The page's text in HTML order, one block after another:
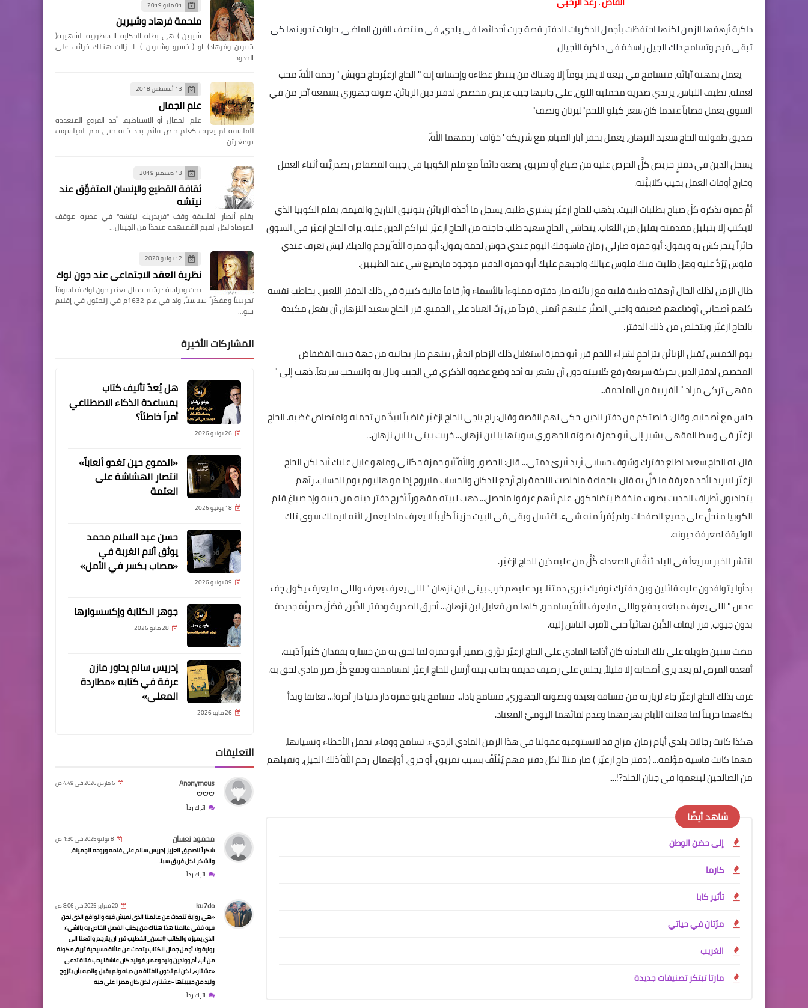
ذاكرة أرهقها الزمن لكنها احتفظت بأجمل الذكريات الدفتر قصة جرت أحداثها في بلدي، في منتصف القرن الماضي، حاولت تدوينها كي
تبقى قيم وتسامح ذلك الجيل راسخة في ذاكرة الأجيال
يعمل بمهنة آبائه، متسامح في بيعه لا يمر يوماً إلا وهناك من ينتظر عطاءه وإحسانه إنه " الحاج ازغيّرحاج حويش " رحمه اللّه. محب
لعمله، نظيف اللباس، يرتدي صدرية مخملية اللون، على جانبها جيب عريض مخصص لدفتر دين الزبائن. صوته جهوري يسمعه آخر من في
السوق يعمل قصاباً عندما كان سعر كيلو اللحم"ليرتان ونصف"
صديق طفولته الحاج سعيد النزهان، يعمل بحفر آبار المياه، مع شريكه ' حَوّاف ' رحمهما اللّه.
يسجل الدين في دفترٍ حريص كلَّ الحرص عليه من ضياع أو تمزيق. يضعه دائماً مع قلم الكوبيا في جيبه الفضفاض بصدريَّته أثناء العمل
وخارج أوقات العمل بجيب گلابيَّته.
أمُّ حمزة تذكره كلّ صباح بطلبات البيت. يذهب للحاج ازغيّر يشتري طلبه، يسجل ما أخذه الزبائن بتوثيق التاريخ والقيمة، بقلم الكوبيا الذي
لايكتب إلا بتبليل مقدمته بقليل من اللعاب. يتحاشى الحاج سعيد طلب حاجته من الحاج ازغيّر لتراكم الدين عليه. يراه الحاج ازغيّر في السوق
حائراً يتحركش به ويقول: أبو حمزة صارلي زمان ماشوفك اليوم عندي خوش لحمة يقول: أبو حمزة اللّه يرحم والديك، ليش تعرف عندي
فلوس يَرُدُّ عليه وهل طلبت منك فلوس عيالك واجبهم عليك أبو حمزة الدفتر موجود مايضيع شي عند الطيبين.
طال الزمن لذلك الحال أرهقته طيبة قلبه مع زبائنه صار دفتره مملوءاً بالأسماء وأرقاماً مالية كبيرة في ذلك الدفتر اللعين. يخاطب نفسه
كلهم أصحابي أوضاعهم ضعيفة واجبي الصبّْر عليهم أتمنى فرجاً من رَبِّ العباد على الجميع. قرر الحاج سعيد النزهان أن يفعل مكيدة
بالحاج ازغيّر ويتخلص من، ذلك الدفتر.
يوم الخميس يُقبل الزبائن بتزاحمٍ لشراء اللحم قرر أبو حمزة استغلال ذلك الزحام اندسَّ بينهم صار بجانبه من جهة جيبه الفضفاض
المخصص لدفترالدين بحركة سريعة رفع گلابيته دون أن يشعر به أحد وضع عضوه الذكري في الجيب وبال به وانسحب سريعاً. ذهب إلى "
مقهى تركي مراد " القريبة من الملحمة...
جلس مع أصحابه، وقال: خلصتكم من دفتر الدين. حكى لهم القصة وقال: راح ياجي الحاج ازغيّر غاضباً لابدَّ من تحمله وامتصاص غضبه. الحاج
ازغيّر في وسط المقهى يشير إلى أبو حمزة بصوته الجهوري سويتها يا ابن نزهان... خربت بيتي يا ابن نزهان...
قال: له الحاج سعيد اطلع دفترك وشوف حسابي أريد أبرئ ذمتي... قال: الحضور واللّه أبو حمزة حگاني وماهو عايل عليك أبد لكن الحاج
ازغيّر لايريد لأحد معرفة ما حَلَّ به قال: ياجماعة ماخلصت اللحمة راح أرجع للدكان والحساب مايروح إذا مو هاليوم يوم الحساب. رآهم
يتجاذبون أطراف الحديث بصوت منخفظ يتضاحكون. علم أنهم عرفوا ماحصل... ذهب لبيته مقهوراً أخرج دفتر دينه من جيبه وإذ صباغ قلم
الكوبيا منحلٌّ على جميع الصفحات ولم يُقرأ منه شيء. اغتسل وبقي في البيت حزيناً كأيباً لا يعرف ماذا يعمل، لأنه لايملك سوى تلك
الوثيقة لمعرفة ديونه.
انتشر الخبر سريعاً في البلد تَنفَّسَ الصعداء كُلَّ من عليه دَين للحاج ازغيّر.
بدأوا يتوافدون عليه قائلين وين دفترك نوفيك نبري ذمتنا. يرد عليهم خرب بيتي ابن نزهان " اللي يعرف يعرف واللي ما يعرف يگول چف
عدس " اللي يعرف مبلغه يدفع واللي مايعرف اللّه يسامحو، كلها من فعايل ابن نزهان... أحرق الصدرية ودفتر الدَّين، فَصَّلَ صدريَّة جديدة
بدون جيوب، قرر ايقاف الدَّين نهائياً حتى لأقرب الناس إليه.
مضت سنين طويلة على تلك الحادثة كان أذاها المادي على الحاج ازغيًر تؤرق ضمير أبو حمزة لما لحق به من خسارة بفقدان كثيراً دَينه.
أقعده المرض لم يعد يرى أصحابه إلا قليلاً، يجلس على رصيف حديقة بجانب بيته أرسل للحاج ازغيّر لمسامحته ودفع كلَّ ضرر مادي لحق به.
عَرف بذلك الحاج ازغيّر جاء لزيارته من مسافة بعيدة وبصوته الجهوري، مسامح يادا... مسامح يابو حمزة دار دنيا دار آخرة!... تعانقا وبدأ
بكاءهما حزيناً لِما فعلته الأيام بهرمهما وعدم لقائهما اليوميِّ المعتاد.
هكذا كانت رجالات بلدي أيام زمان، مزاح قد لاتستوعبه عقولنا في هذا الزمن المادي الرديء. تسامح ووفاء، تحمل الأخطاء ونسيانها،
مهما كانت قاسية مؤلمة... ( دفتر حاج ازغيّر ) صار مثلاً لكل دفتر مهم يُتْلَفُ بسبب تمزيق، أو حرق، أوإهمال. رحم اللّه ذلك الجيل، وتقبلهم
من الصالحين لينعموا في جنان الخلد?!....
شاهد أيضًا
إلى حضن الوطن
كارما
تأثير كابا
مرّتان في حياتي
الغريب
مارتا تبتكر تصنيفات جديدة
01 مايو 2019
ملحمة فرهاد وشيرين
شيرين ) هي بطلة الحكاية الاسطورية الشهيرة(
شيرين وفرهاد) او ( خسرو وشيرين ). لا زالت هنالك خرائب على
الحدود…
13 أغسطس 2018
علم الجمال
علم الجمال أو الاستاطيقا أحد الفروع المتعددة
للفلسفة لم يعرف كعلم خاص قائم بحد ذاته حتى قام الفيلسوف
بومغارتن …
13 ديسمبر 2019
ثقافة القطيع والإنسان المتفوِّق عند
نيتشه
بقلم أنصار الفلسفة وقف "فريدريك نيتشه" في عصره موقف
المرصاد لكل القيم المُمنهجة متخذاً من الجينال…
12 يوليو 2020
نظرية العقد الاجتماعي عند جون لوك
بحث ودراسة : رشيد جمال يعتبر جون لوك فيلسوفاً
تجريبياً ومفكّراً سياسياً، ولد في عام 1632م في زنجتون في إقليم
سو…
المشاركات الأخيرة
هل يُعدّ تأليف كتاب
بمساعدة الذكاء الاصطناعي
أمراً خاطئاً؟
26 يونيو 2026
«الدموع حين تغدو ألعاباً»
انتصار الهشاشة على
العتمة
18 يونيو 2026
حسن عبد السلام محمد
يوثق آلام الغربة في
«مصاب بكسر في الأمل»
09 يونيو 2026
جوهر الكتابة وإكسسوارها
28 مايو 2026
إدريس سالم يحاور مازن
عرفة في كتابه «مطاردة
المعنى»
26 مايو 2026
التعليقات
Anonymous 6 مارس 2026 في 4:49 ص
🤍🤍🤍
اترك رداً
محمود نعسان 8 يوليو 2025 في 1:30 ص
شكراً للصديق العزيز إدريس سالم على قلمه وروحه الجميلة،
والشكر لكل فريق سبا.
اترك رداً
ku7do 20 فبراير 2025 في 8:06 ص
«هي رواية تتحدث عن عالمنا الذي نعيش فيه والواقع الذي نحن
فيه ففي عالمنا هذا هناك من يكتب الفصل الخاص به بالشيء
الذي يميزه والكاتب #حسن_الخطيب قرر ان يترجم واقعنا الى
رواية ولا أجمل.جمال الكتاب يتحدث عن عائلة مسيحية ثرية، مكونة
من أب، أم وولدين وليد وعمر، فوليد كان عاشقا يحب فتاة تدعى
«عشتار»، لكن لم تكون الفتاة من دينه ولم يقبل والديه بأن يتزوج
وليد من حبيبتها «عشتار»، لكن كان مصرا على حبه
اترك رداً